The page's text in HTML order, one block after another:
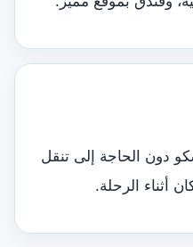
دون الحاجة إلى تنقل
أثناء الرحلة.